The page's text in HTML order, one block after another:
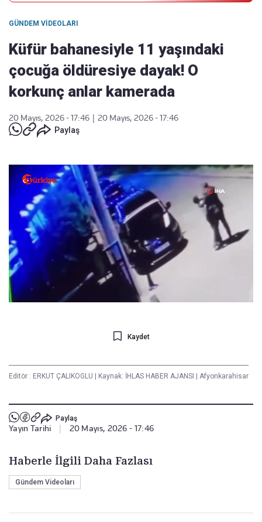
GÜNDEM VIDEOLARI
Küfür bahanesiyle 11 yaşındaki
çocuğa öldüresiye dayak! O
korkunç anlar kamerada
20 Mayıs, 2026 - 17:46
20 Mayıs, 2026 - 17:46
Paylaş
Kaydet
Editör : ERKUT ÇALIKOGLU Kaynak: İHLAS HABER AJANSI Afyonkarahisar
Paylaş
Yayın Tarihi 20 Mayıs, 2026 - 17:46
Haberle İlgili Daha Fazlası
Gündem Videoları